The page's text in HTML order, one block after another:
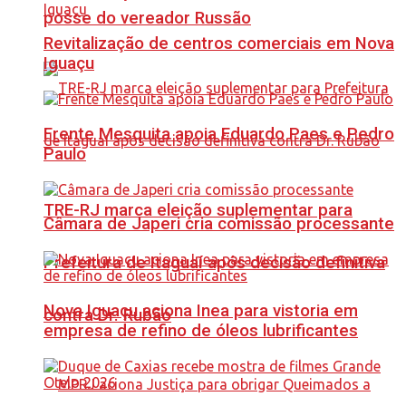
posse do vereador Russão
TRE-RJ marca eleição suplementar para
Prefeitura de Itaguaí após decisão definitiva
contra Dr. Rubão
Revitalização de centros comerciais em Nova
Iguaçu
Frente Mesquita apoia Eduardo Paes e Pedro
Paulo
Câmara de Japeri cria comissão processante
Nova Iguaçu aciona Inea para vistoria em
empresa de refino de óleos lubrificantes